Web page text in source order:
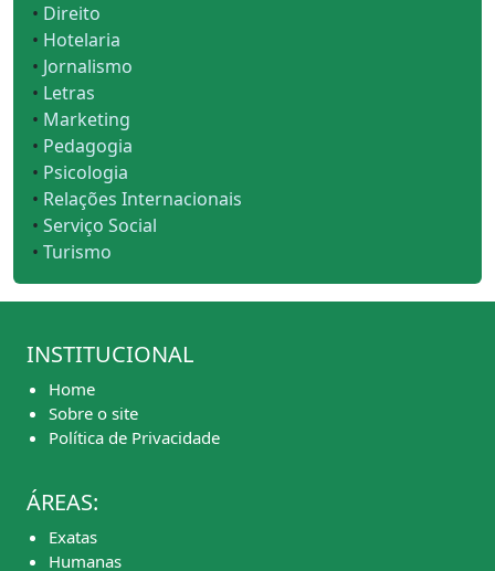
• Direito
• Hotelaria
• Jornalismo
• Letras
• Marketing
• Pedagogia
• Psicologia
• Relações Internacionais
• Serviço Social
• Turismo
INSTITUCIONAL
Home
Sobre o site
Política de Privacidade
ÁREAS:
Exatas
Humanas